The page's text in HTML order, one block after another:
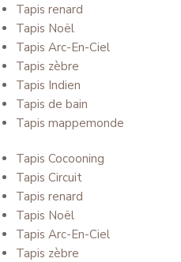
Tapis renard
Tapis Noël
Tapis Arc-En-Ciel
Tapis zèbre
Tapis Indien
Tapis de bain
Tapis mappemonde
Tapis Cocooning
Tapis Circuit
Tapis renard
Tapis Noël
Tapis Arc-En-Ciel
Tapis zèbre